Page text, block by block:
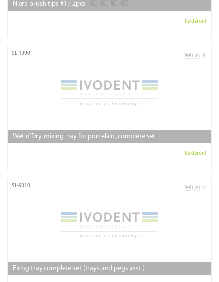
N.era brush tips #1 / 2pcs
Raktáron!
SL-1090
Wet'n'Dry, mixing tray for porcelain, complete set
Raktáron!
SL-9010
Firing tray complete set (trays and pegs asst.)